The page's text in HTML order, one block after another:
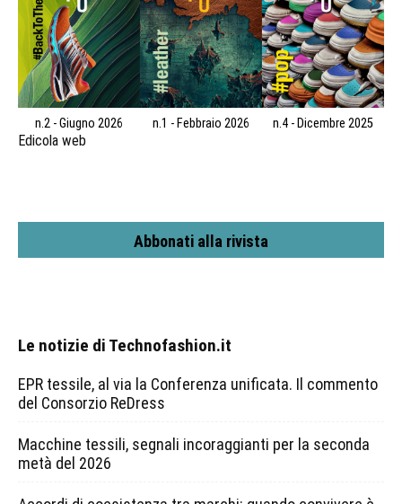
n.2 - Giugno 2026 n.1 - Febbraio 2026 n.4 - Dicembre 2025
Edicola web
Abbonati alla rivista
Le notizie di Technofashion.it
EPR tessile, al via la Conferenza unificata. Il commento
del Consorzio ReDress
Macchine tessili, segnali incoraggianti per la seconda
metà del 2026